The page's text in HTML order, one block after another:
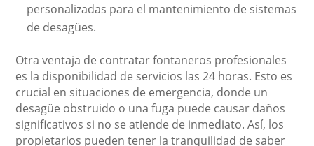
personalizadas para el mantenimiento de sistemas
de desagües.
Otra ventaja de contratar fontaneros profesionales
es la disponibilidad de servicios las 24 horas. Esto es
crucial en situaciones de emergencia, donde un
desagüe obstruido o una fuga puede causar daños
significativos si no se atiende de inmediato. Así, los
propietarios pueden tener la tranquilidad de saber